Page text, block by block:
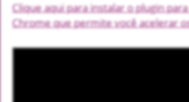
Clique aqui para instalar o plugin
Chrome que permite você acelerar